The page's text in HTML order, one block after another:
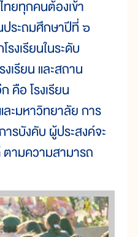
ยทุกคนต้องเข้า
ประถมศึกษาปีที่ ๖
งเรียนในระดับ
เรียน และสถาน
คือ โรงเรียน
ะมหาวิทยาลัย การ
ารบังคับ ผู้ประสงค์จะ
ามความสามารถ